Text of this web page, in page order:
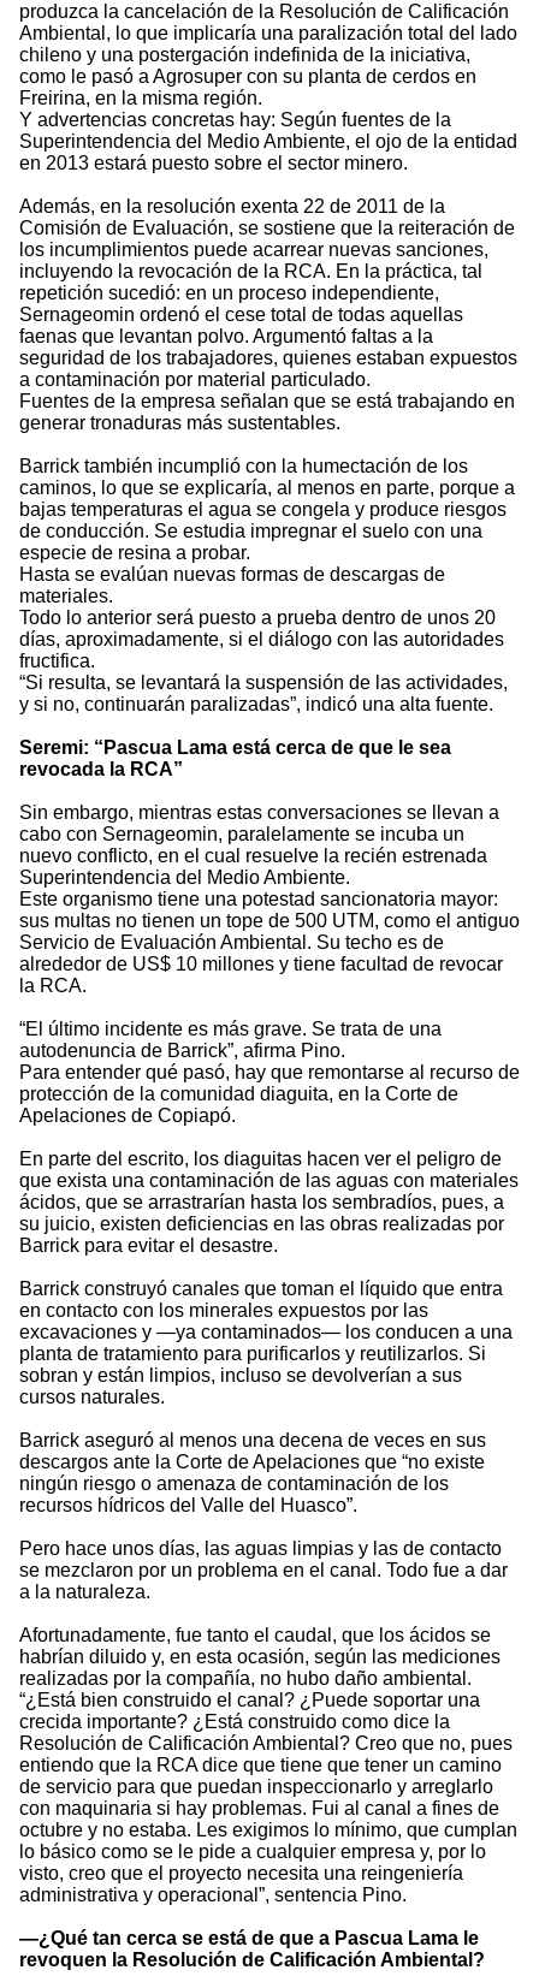
produzca la cancelación de la Resolución de Calificación
Ambiental, lo que implicaría una paralización total del lado
chileno y una postergación indefinida de la iniciativa,
como le pasó a Agrosuper con su planta de cerdos en
Freirina, en la misma región.
Y advertencias concretas hay: Según fuentes de la
Superintendencia del Medio Ambiente, el ojo de la entidad
en 2013 estará puesto sobre el sector minero.
Además, en la resolución exenta 22 de 2011 de la
Comisión de Evaluación, se sostiene que la reiteración de
los incumplimientos puede acarrear nuevas sanciones,
incluyendo la revocación de la RCA. En la práctica, tal
repetición sucedió: en un proceso independiente,
Sernageomin ordenó el cese total de todas aquellas
faenas que levantan polvo. Argumentó faltas a la
seguridad de los trabajadores, quienes estaban expuestos
a contaminación por material particulado.
Fuentes de la empresa señalan que se está trabajando en
generar tronaduras más sustentables.
Barrick también incumplió con la humectación de los
caminos, lo que se explicaría, al menos en parte, porque a
bajas temperaturas el agua se congela y produce riesgos
de conducción. Se estudia impregnar el suelo con una
especie de resina a probar.
Hasta se evalúan nuevas formas de descargas de
materiales.
Todo lo anterior será puesto a prueba dentro de unos 20
días, aproximadamente, si el diálogo con las autoridades
fructifica.
“Si resulta, se levantará la suspensión de las actividades,
y si no, continuarán paralizadas”, indicó una alta fuente.
Seremi: “Pascua Lama está cerca de que le sea
revocada la RCA”
Sin embargo, mientras estas conversaciones se llevan a
cabo con Sernageomin, paralelamente se incuba un
nuevo conflicto, en el cual resuelve la recién estrenada
Superintendencia del Medio Ambiente.
Este organismo tiene una potestad sancionatoria mayor:
sus multas no tienen un tope de 500 UTM, como el antiguo
Servicio de Evaluación Ambiental. Su techo es de
alrededor de US$ 10 millones y tiene facultad de revocar
la RCA.
“El último incidente es más grave. Se trata de una
autodenuncia de Barrick”, afirma Pino.
Para entender qué pasó, hay que remontarse al recurso de
protección de la comunidad diaguita, en la Corte de
Apelaciones de Copiapó.
En parte del escrito, los diaguitas hacen ver el peligro de
que exista una contaminación de las aguas con materiales
ácidos, que se arrastrarían hasta los sembradíos, pues, a
su juicio, existen deficiencias en las obras realizadas por
Barrick para evitar el desastre.
Barrick construyó canales que toman el líquido que entra
en contacto con los minerales expuestos por las
excavaciones y —ya contaminados— los conducen a una
planta de tratamiento para purificarlos y reutilizarlos. Si
sobran y están limpios, incluso se devolverían a sus
cursos naturales.
Barrick aseguró al menos una decena de veces en sus
descargos ante la Corte de Apelaciones que “no existe
ningún riesgo o amenaza de contaminación de los
recursos hídricos del Valle del Huasco”.
Pero hace unos días, las aguas limpias y las de contacto
se mezclaron por un problema en el canal. Todo fue a dar
a la naturaleza.
Afortunadamente, fue tanto el caudal, que los ácidos se
habrían diluido y, en esta ocasión, según las mediciones
realizadas por la compañía, no hubo daño ambiental.
“¿Está bien construido el canal? ¿Puede soportar una
crecida importante? ¿Está construido como dice la
Resolución de Calificación Ambiental? Creo que no, pues
entiendo que la RCA dice que tiene que tener un camino
de servicio para que puedan inspeccionarlo y arreglarlo
con maquinaria si hay problemas. Fui al canal a fines de
octubre y no estaba. Les exigimos lo mínimo, que cumplan
lo básico como se le pide a cualquier empresa y, por lo
visto, creo que el proyecto necesita una reingeniería
administrativa y operacional”, sentencia Pino.
—¿Qué tan cerca se está de que a Pascua Lama le
revoquen la Resolución de Calificación Ambiental?